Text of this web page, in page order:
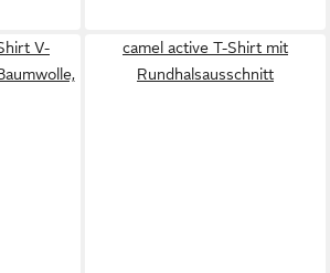
V-
camel active T-Shirt mit
Rundhalsausschnitt